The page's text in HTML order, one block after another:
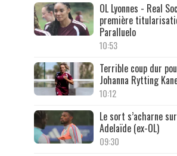
OL Lyonnes - Real
première
Paralluelo
10:53
Terrible coup dur
Johanna Rytting
10:12
Le sort s’acharne
Adelaïde (ex-OL)
09:30